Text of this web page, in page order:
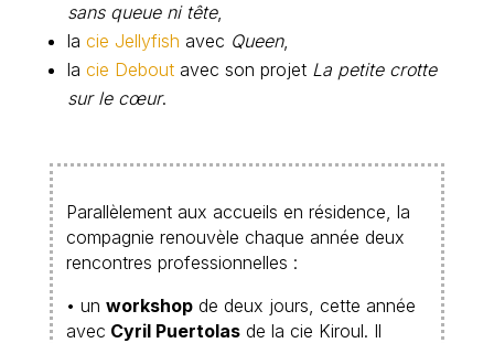
sans queue ni tête,
la cie Jellyfish avec Queen,
la cie Deboutavec son projet La petite crotte
sur le cœur.
Parallèlement aux accueils en résidence, la
compagnie renouvèle chaque année deux
rencontres professionnelles :
• un workshopde deux jours, cette année
avec Cyril Puertolasde la cie Kiroul. Il